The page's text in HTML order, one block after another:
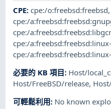
CPE:cpe:/o:freebsd:freebsd,
cpe:/
cpe:/
cpe:/
cpe:/
必要的 KB 項目: Host/
Host/FreeBSD/release,
可輕鬆利用: No known